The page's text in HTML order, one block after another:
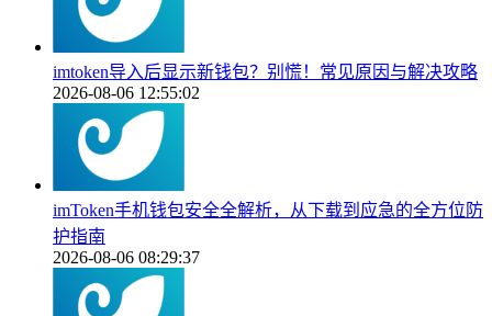
imtoken导入后显示新钱包？别慌！常见原因与解决攻略
2026-08-06 12:55:02
imToken手机钱包安全全解析，从下载到应急的全方位防
护指南
2026-08-06 08:29:37